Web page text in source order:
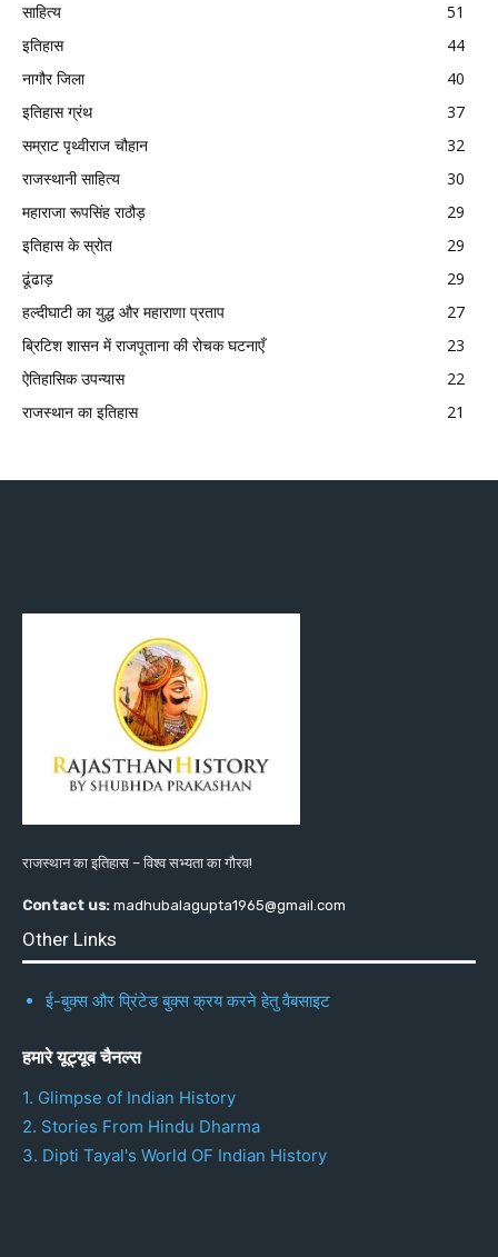
साहित्य
51
इतिहास
44
नागौर जिला
40
इतिहास ग्रंथ
37
सम्राट पृथ्वीराज चौहान
32
राजस्थानी साहित्य
30
महाराजा रूपसिंह राठौड़
29
इतिहास के स्रोत
29
ढूंढाड़
29
हल्दीघाटी का युद्ध और महाराणा प्रताप
27
ब्रिटिश शासन में राजपूताना की रोचक घटनाएँ
23
ऐतिहासिक उपन्यास
22
राजस्थान का इतिहास
21
राजस्थान का इतिहास – विश्व सभ्यता का गौरव!
Contact us: madhubalagupta1965@gmail.com
Other Links
ई-बुक्स और प्रिंटेड बुक्स क्रय करने हेतु वैबसाइट
हमारे यूट्यूब चैनल्स
1. Glimpse of Indian History
2. Stories From Hindu Dharma
3. Dipti Tayal's World OF Indian History